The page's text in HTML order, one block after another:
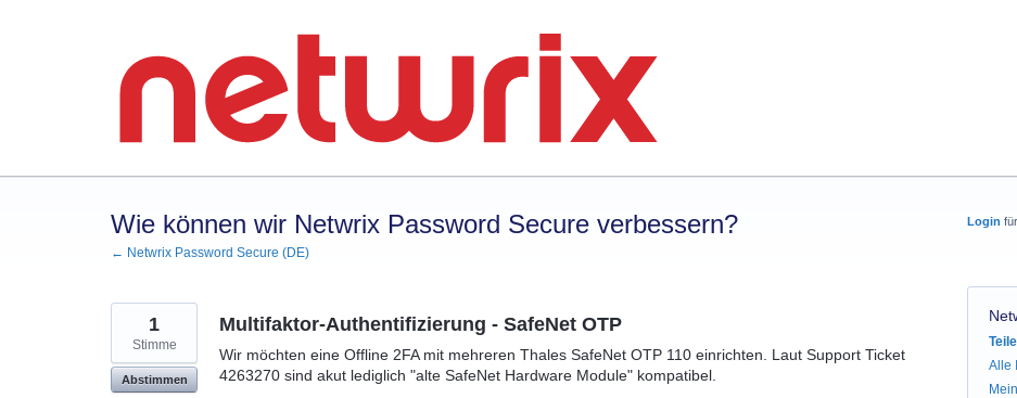
Wie können wir Netwrix Password Secure verbessern?
← Netwrix Password Secure (DE)
Multifaktor-Authentifizierung - SafeNet OTP
Wir möchten eine Offline 2FA mit mehreren Thales SafeNet OTP 110 einrichten. Laut Support Ticket
4263270 sind akut lediglich "alte SafeNet Hardware Module" kompatibel.
1
Stimme
Abstimmen
Login
Alle